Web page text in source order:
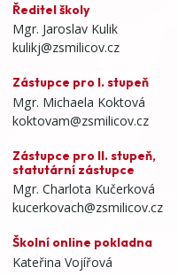
Ředitel školy
Mgr. Jaroslav Kulik
kulikj@zsmilicov.cz
Zástupce pro I. stupeň
Mgr. Michaela Koktová
koktovam@zsmilicov.cz
Zástupce pro II. stupeň,
statutární zástupce
Mgr. Charlota Kučerková
kucerkovach@zsmilicov.cz
Školní online pokladna
Kateřina Vojířová